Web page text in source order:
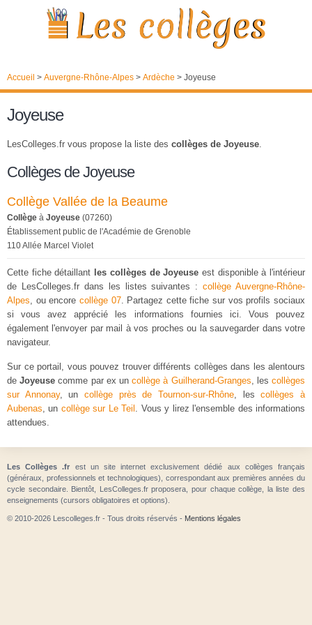
Accueil > Auvergne-Rhône-Alpes > Ardèche > Joyeuse
Joyeuse
LesColleges.fr vous propose la liste des collèges de Joyeuse.
Collèges de Joyeuse
Collège Vallée de la Beaume
Collège à Joyeuse (07260)
Établissement public de l'Académie de Grenoble
110 Allée Marcel Violet
Cette fiche détaillant les collèges de Joyeuse est disponible à l'intérieur
de LesColleges.fr dans les listes suivantes :collège Auvergne-Rhône-
Alpes, ou encore collège 07. Partagez cette fiche sur vos profils sociaux
si vous avez apprécié les informations fournies ici. Vous pouvez
également l'envoyer par mail à vos proches ou la sauvegarder dans votre
navigateur.
Sur ce portail, vous pouvez trouver différents collèges dans les alentours
deJoyeuse comme par ex uncollège à Guilherand-Granges, lescollèges
sur Annonay, uncollège près de Tournon-sur-Rhône, lescollèges à
Aubenas, un collège sur Le Teil . Vous y lirez l'ensemble des informations
attendues.
Les Collèges .fr est un site internet exclusivement dédié aux collèges français
(généraux, professionnels et technologiques), correspondant aux premières années du
cycle secondaire. Bientôt, LesColleges.fr proposera, pour chaque collège, la liste des
enseignements (cursors obligatoires et options).
© 2010-2026 Lescolleges.fr - Tous droits réservés - Mentions légales